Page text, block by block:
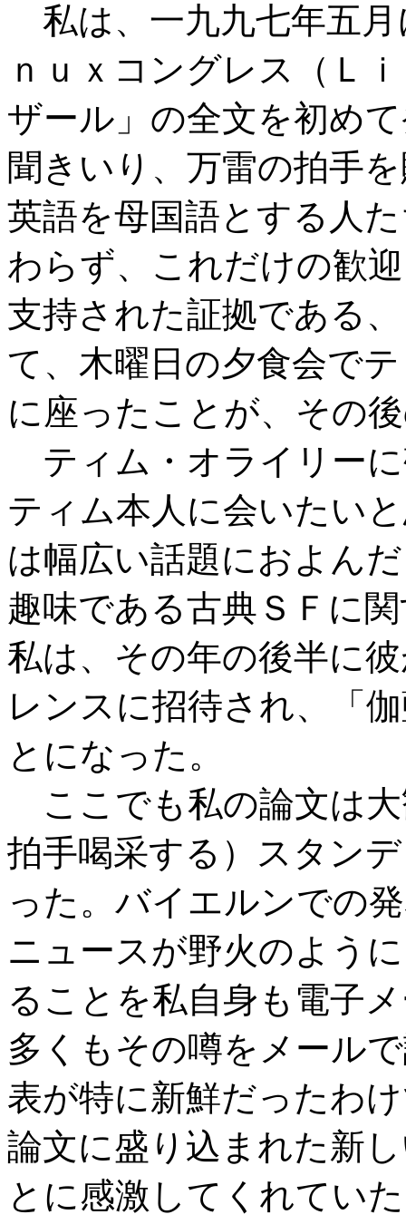
私は、一九九七年五
ｎｕｘコングレス（Ｌ
ザール」の全文を初め
聞きいり、万雷の拍手
英語を母国語とする人
わらず、これだけの歓
支持された証拠である
て、木曜日の夕食会で
に座ったことが、その
ティム・オライリー
ティム本人に会いたい
は幅広い話題におよん
趣味である古典ＳＦに
私は、その年の後半に
レンスに招待され、「
とになった。
ここでも私の論文は
拍手喝采する）スタン
った。バイエルンでの
ニュースが野火のよう
ることを私自身も電子
多くもその噂をメール
表が特に新鮮だったわ
論文に盛り込まれた新
とに感激してくれてい